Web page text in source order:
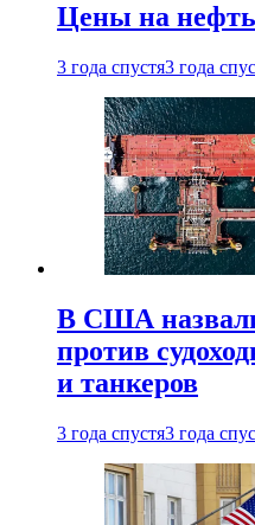
Цены на
3 года спустя3 года
В США
против
и танкеров
3 года спустя3 года